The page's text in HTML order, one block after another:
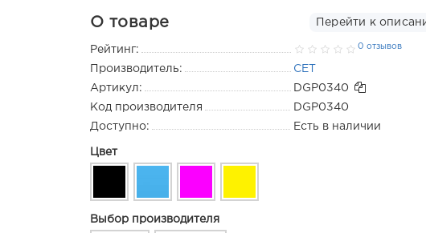
О товаре Перейти к
Рейтинг: 0 отзывов
Производитель:
CET
Артикул:
DGP0340
Код производителя
DGP0340
Доступно:
Есть в наличии
Цвет
Выбор производителя